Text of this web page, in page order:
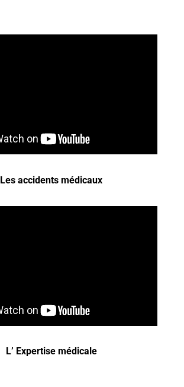
Les accidents médicaux
L’ Expertise médicale